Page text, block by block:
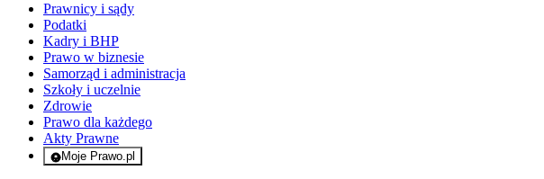
Prawnicy i sądy
Podatki
Kadry i BHP
Prawo w biznesie
Samorząd i administracja
Szkoły i uczelnie
Zdrowie
Prawo dla każdego
Akty Prawne
Moje Prawo.pl
- rejestracja i logowanie do serwisu